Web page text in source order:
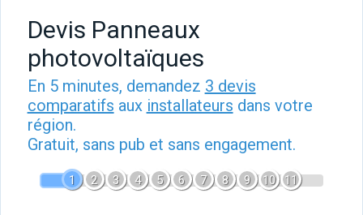
Devis Panneaux
photovoltaïques
En 5 minutes, demandez 3 devis
comparatifs aux installateurs dans votre
région.
Gratuit, sans pub et sans engagement.
1 2 3 4 5 6 7 8 9 10 11